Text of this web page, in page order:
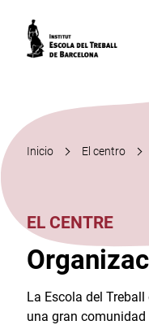
Inicio El centro
EL CENTRE
La Escola del
una gran comunidad